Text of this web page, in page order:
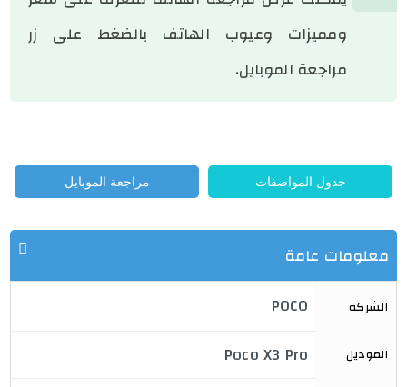
ومميزات وعيوب الهاتف بالضغط على زر
مراجعة الموبايل.
جدول المواصفات مراجعة الموبايل
معلومات عامة
الشركة POCO
الموديل Poco X3 Pro